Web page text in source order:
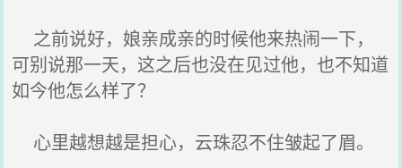
之前说好，娘亲成亲的时候他来热闹一下，
可别说那一天，这之后也没在见过他，也不知道
如今他怎么样了？
心里越想越是担心，云珠忍不住皱起了眉。